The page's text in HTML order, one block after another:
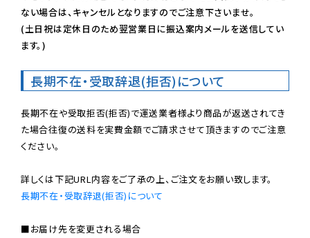
ない場合は、キャンセルとなりますのでご注意下さいませ。
(土日祝は定休日のため翌営業日に振込案内メールを送信してい
ます。)
長期不在・受取辞退(拒否)について
長期不在や受取拒否(拒否)で運送業者様より商品が返送されてき
た場合往復の送料を実費金額でご請求させて頂きますのでご注意
ください。
長期不在・受取辞退(拒否)について